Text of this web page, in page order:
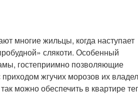
многие жильцы, когда наступает
слякоти. Особенный
гостеприимно позволяющие
жгучих морозов их
можно обеспечить в квартире